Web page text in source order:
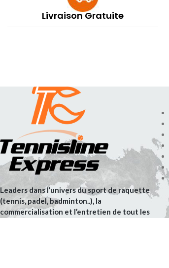
Livraison Gratuite
Leaders dans l’univers du sport de raquette
(tennis, padel, badminton..), la
commercialisation et l’entretien de tout les